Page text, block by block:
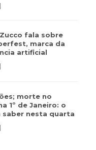
fala sobre
marca da
artificial
morte no
1º de Janeiro: o
saber nesta quarta